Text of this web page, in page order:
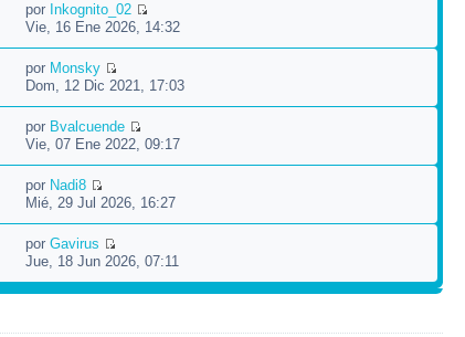
por Inkognito_02
Vie, 16 Ene 2026, 14:32
por Monsky
Dom, 12 Dic 2021, 17:03
por Bvalcuende
Vie, 07 Ene 2022, 09:17
por Nadi8
Mié, 29 Jul 2026, 16:27
porGavirus
Jue, 18 Jun 2026, 07:11